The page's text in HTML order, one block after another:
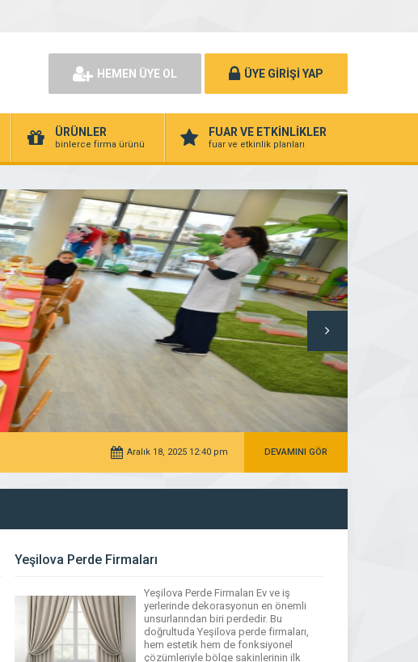
HEMEN ÜYE OL ÜYE GİRİŞİ YAP
ÜRÜNLER
binlerce firma ürünü
FUAR VE ETKİNLİKLER
fuar ve etkinlik planları
Aralık 18, 2025 12:40 pm DEVAMINI GÖR
Yeşilova Perde Firmaları
Yeşilova Perde Firmaları Ev ve iş
yerlerinde dekorasyonun en önemli
unsurlarından biri perdedir. Bu
doğrultuda Yeşilova perde firmaları,
hem estetik hem de fonksiyonel
çözümleriyle bölge sakinlerinin ilk